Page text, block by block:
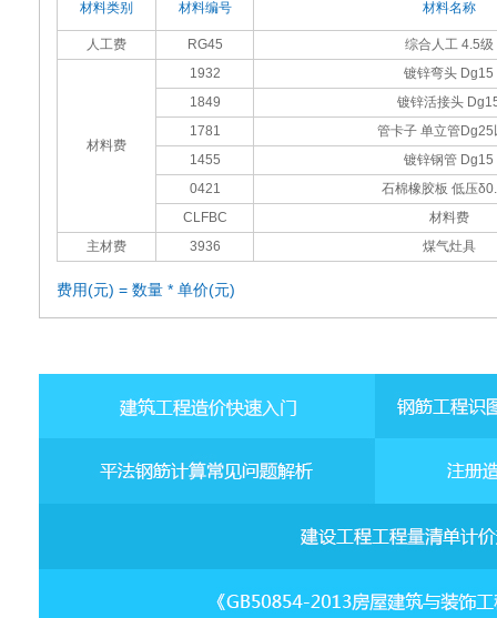
材料类别 材料编号 材料名称
人工费 RG45 综合人工 4.5级
材料费
1932
镀锌弯头 Dg15
1849
镀锌活接头
1781
管卡子 单立管Dg25
1455
镀锌钢管 Dg15
0421
石棉橡胶板 低压
CLFBC
材料费
主材费
3936 煤气灶具
费用(元) = 数量 * 单价(元)